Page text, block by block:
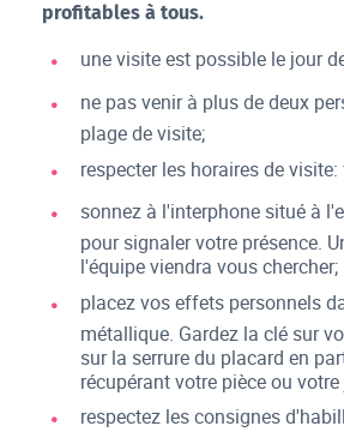
profitables à tous.
une visite est possible le jour
ne pas venir à plus de deux
plage de visite;
respecter les horaires de visite:
sonnez à l'interphone situé à
pour signaler votre présence.
l'équipe viendra vous chercher;
placez vos effets personnels
métallique. Gardez la clé sur
sur la serrure du placard en
récupérant votre pièce ou
respectez les consignes